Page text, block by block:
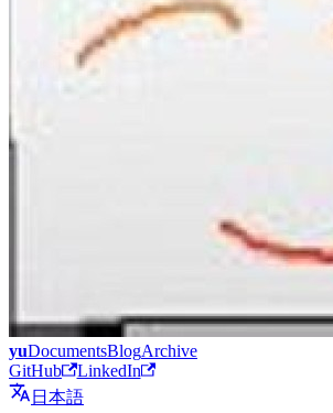
yuDocumentsBlogArchive
GitHub
LinkedIn
日本語